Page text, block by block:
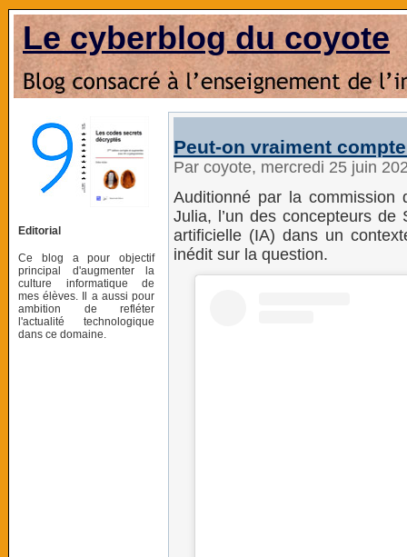
Le cyberblog du coyote
Editorial
Ce blog a pour objectif
principal d'augmenter la
culture informatique de
mes élèves. Il a aussi pour
ambition de refléter
l'actualité technologique
dans ce domaine.
Peut-on vraiment
Par coyote, mercredi 25 juin
Auditionné par la commission
Julia, l’un des concepteurs de
artificielle (IA) dans un
inédit sur la question.